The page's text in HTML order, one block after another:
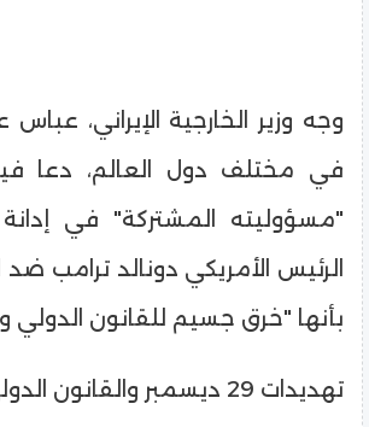
​وجه وزير الخارجية الإيراني،
في مختلف دول العالم، دعا
"مسؤوليته المشتركة" في إدانة
الرئيس الأمريكي دونالد ترامب ضد
بأنها "خرق جسيم للقانون الدولي
​تهديدات 29 ديسمبر والقانون الدولي